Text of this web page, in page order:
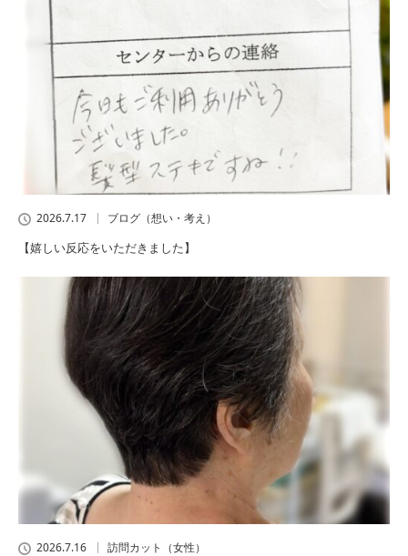
2026.7.17 ブログ（想い・考え）
【嬉しい反応をいただきました】
2026.7.16 訪問カット（女性）